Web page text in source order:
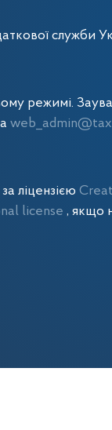
служби
режимі.
ліцензією
license, якщо